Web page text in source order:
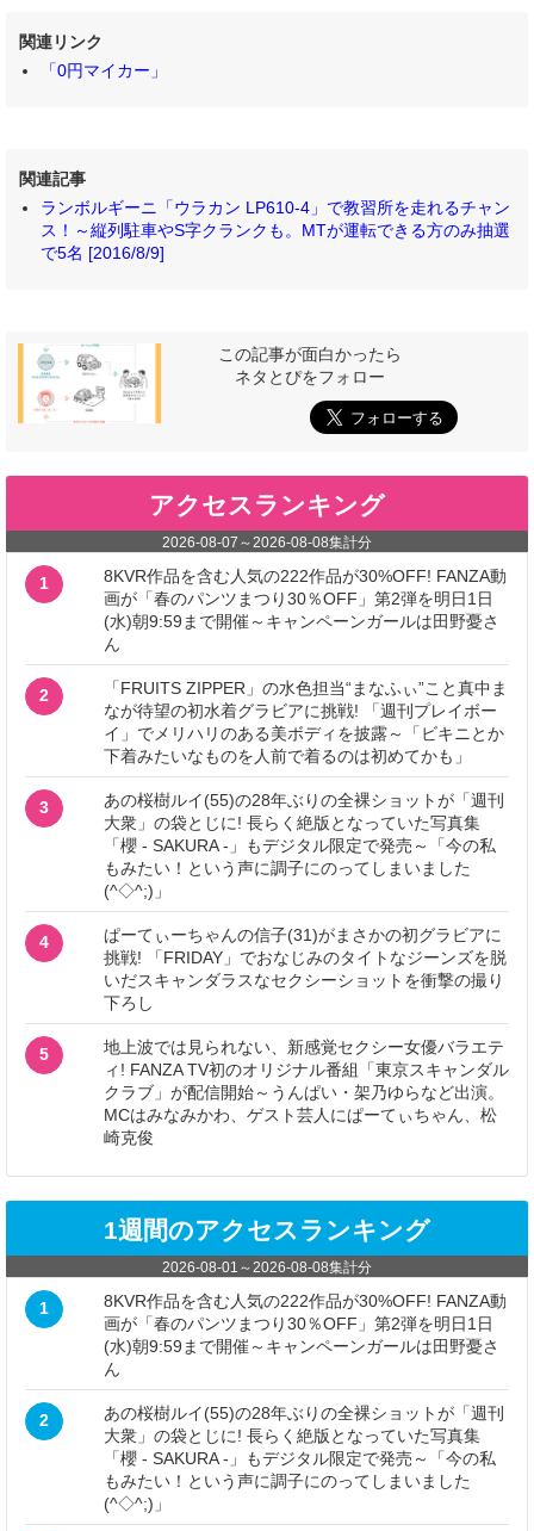
関連リンク
「0円マイカー」
関連記事
ランボルギーニ「ウラカン LP610-4」で教習所を走れるチャン
ス！～縦列駐車やS字クランクも。MTが運転できる方のみ抽選
で5名 [2016/8/9]
この記事が面白かったら
ネタとぴをフォロー
アクセスランキング
2026-08-07 ～2026-08-08集計分
1
8KVR作品を含む人気の222作品が30%OFF! FANZA動
画が「春のパンツまつり30％OFF」第2弾を明日1日
(水)朝9:59まで開催～キャンペーンガールは田野憂さ
ん
2
「FRUITS ZIPPER」の水色担当“まなふぃ”こと真中ま
なが待望の初水着グラビアに挑戦! 「週刊プレイボー
イ」でメリハリのある美ボディを披露～「ビキニとか
下着みたいなものを人前で着るのは初めてかも」
3
あの桜樹ルイ(55)の28年ぶりの全裸ショットが「週刊
大衆」の袋とじに! 長らく絶版となっていた写真集
「櫻 - SAKURA -」もデジタル限定で発売～「今の私
もみたい！という声に調子にのってしまいました
(^◇^;)」
4
ぱーてぃーちゃんの信子(31)がまさかの初グラビアに
挑戦! 「FRIDAY」でおなじみのタイトなジーンズを脱
いだスキャンダラスなセクシーショットを衝撃の撮り
下ろし
5
地上波では見られない、新感覚セクシー女優バラエテ
ィ! FANZA TV初のオリジナル番組「東京スキャンダル
クラブ」が配信開始～うんぱい・架乃ゆらなど出演。
MCはみなみかわ、ゲスト芸人にぱーてぃちゃん、松
崎克俊
1週間のアクセスランキング
2026-08-01 ～2026-08-08集計分
1
8KVR作品を含む人気の222作品が30%OFF! FANZA動
画が「春のパンツまつり30％OFF」第2弾を明日1日
(水)朝9:59まで開催～キャンペーンガールは田野憂さ
ん
2
あの桜樹ルイ(55)の28年ぶりの全裸ショットが「週刊
大衆」の袋とじに! 長らく絶版となっていた写真集
「櫻 - SAKURA -」もデジタル限定で発売～「今の私
もみたい！という声に調子にのってしまいました
(^◇^;)」